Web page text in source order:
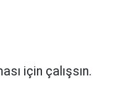
için çalışsın.